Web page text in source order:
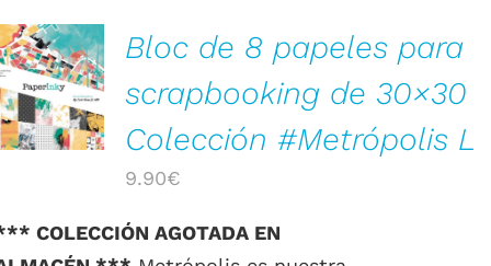
DETALLES
Bloc de 8 papeles para
scrapbooking de 30×30
Colección #Metrópolis L
9.90€
COLECCIÓN AGOTADA EN